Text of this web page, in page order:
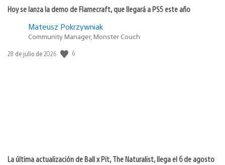
Hoy se lanza la demo de Flamecraft, que llegará a PS5 este año
Mateusz Pokrzywniak
Community Manager, Monster Couch
Fecha
28 de julio de 2026 6
La última actualización de Ball x Pit, The Naturalist, llega el 6 de agosto